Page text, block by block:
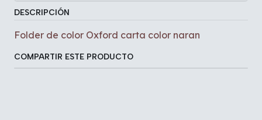
DESCRIPCIÓN
Folder de color Oxford carta color naran
COMPARTIR ESTE PRODUCTO